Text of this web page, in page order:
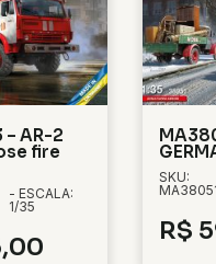
– AR-2
fire
- ESCALA:
1/35
SKU:
R$